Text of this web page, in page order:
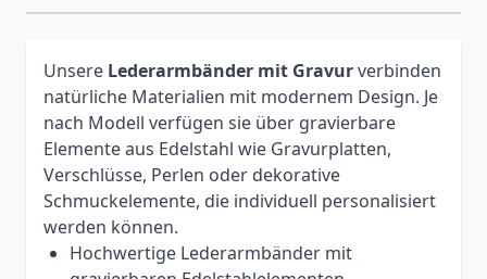
Unsere Lederarmbänder mit Gravurverbinden
natürliche Materialien mit modernem Design. Je
nach Modell verfügen sie über gravierbare
Elemente aus Edelstahl wie Gravurplatten,
Verschlüsse, Perlen oder dekorative
Schmuckelemente, die individuell personalisiert
werden können.
Hochwertige Lederarmbänder mit